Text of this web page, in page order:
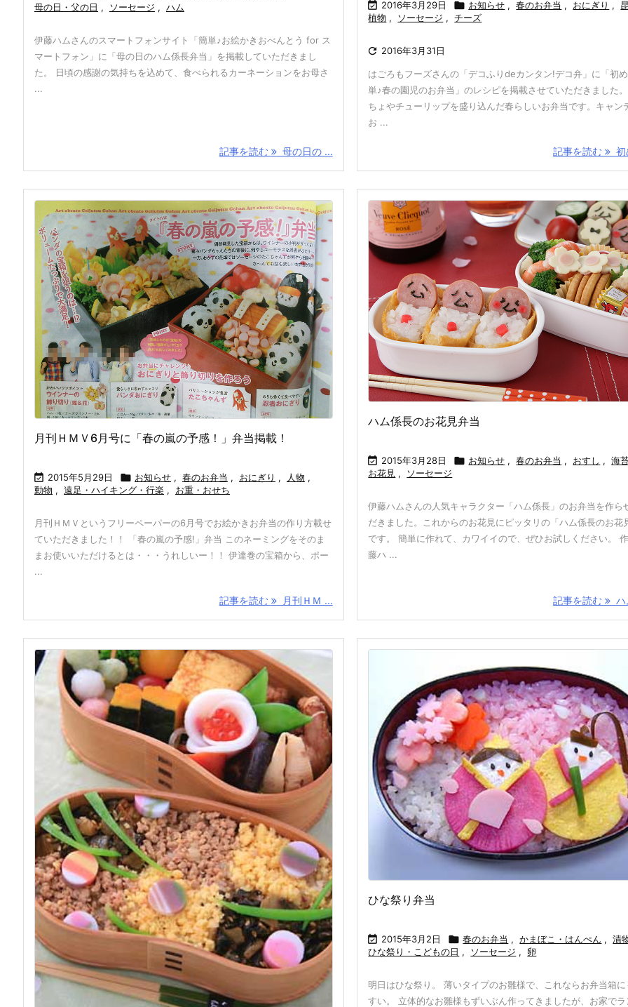
母の日・父の日 , ソーセージ , ハム
伊藤ハムさんのスマートフォンサイト「簡単♪お絵かきおべんとう for ス
マートフォン」に「母の日のハム係長弁当」を掲載していただきまし
た。 日頃の感謝の気持ちを込めて、食べられるカーネーションをお母さ
...
記事を読む 母の日の ...
 2016年3月29日  お知らせ , 春のお弁当 , おにぎり ,
植物 , ソーセージ , チーズ
 2016年3月31日
はごろもフーズさんの「デコふりdeカンタン!デコ弁」に「初
単♪春の園児のお弁当」のレシピを掲載させていただきました
ちょやチューリップを盛り込んだ春らしいお弁当です。キャン
お ...
記事を読む 初
月刊ＨＭＶ6月号に「春の嵐の予感！」弁当掲載！
 2015年5月29日  お知らせ , 春のお弁当 , おにぎり , 人物 ,
動物 , 遠足・ハイキング・行楽 , お重・おせち
月刊ＨＭＶというフリーペーパーの6月号でお絵かきお弁当の作り方載せ
ていただきました！！ 「春の嵐の予感!」弁当 このネーミングをそのま
まお使いいただけるとは・・・うれしいー！！ 伊達巻の宝箱から、ポー
...
記事を読む 月刊ＨＭ ...
ハム係長のお花見弁当
 2015年3月28日  お知らせ , 春のお弁当 , おすし , 海
お花見 , ソーセージ
伊藤ハムさんの人気キャラクター「ハム係長」のお弁当を作ら
だきました。これからのお花見にピッタリの「ハム係長のお花
です。 簡単に作れて、カワイイので、ぜひお試しください。
藤ハ ...
記事を読む ハ
ひな祭り弁当
 2015年3月2日  春のお弁当 , かまぼこ・はんぺん , 漬
ひな祭り・こどもの日 , ソーセージ , 卵
明日はひな祭り。 薄いタイプのお雛様で、これならお弁当箱
すい。 立体的なお雛様もずいぶん作ってきましたが、お家で